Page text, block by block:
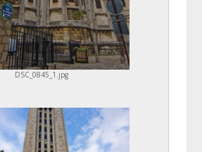
DSC_0845_1.jpg